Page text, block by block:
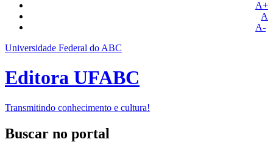
A+
A
A-
Universidade Federal do ABC
Editora UFABC
Transmitindo conhecimento e cultura!
Buscar no portal